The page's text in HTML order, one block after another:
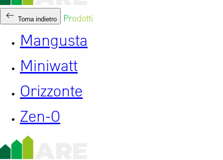
Torna indietro Prodotti
Mangusta
Miniwatt
Orizzonte
Zen-0